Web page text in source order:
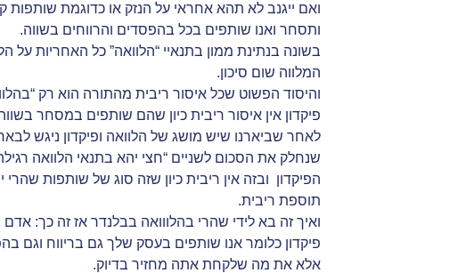
ותסחר ואנו שותפים בכל בהפסדים והרווחים בשווה.
בשונה בנתינת ממון בתנאיי “הלוואה” כל האחריות על
המלווה שום סיכון.
והיסוד הפשוט שכל איסור ריבית מהתורה הוא רק
פיקדון אין איסור ריבית כיון שהם שותפים במסחר
שנחלק את הסכום לשניים “חצי יהא בתנאי הלוואה
הפיקדון ובזה אין ריבית כיון שזה סוג של שותפות
תוספת ריבית.
ואיך זה בא לידי שהרי בהלווואה בבלנדר אז זה כך:
פיקדון כלומר אנו שותפים בעסק שלך גם בריווח וגם
אלא את מה שלקחת אתה מחזיר בדיוק.